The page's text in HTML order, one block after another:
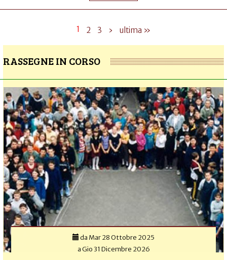
1 2 3 › ultima »
RASSEGNE IN CORSO
da Mar 28 Ottobre 2025
aGio 31 Dicembre 2026